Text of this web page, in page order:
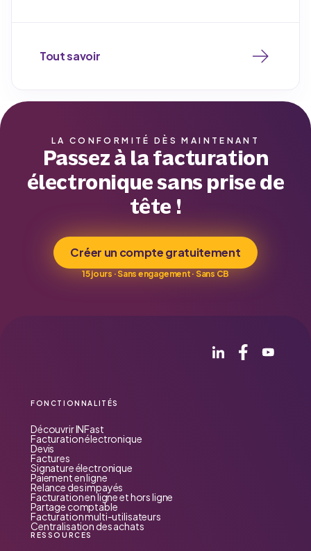
Tout savoir
LA CONFORMITÉ DÈS MAINTENANT
Passez à la facturation
électronique sans prise de
tête !
Créer un compte gratuitement
15 jours · Sans engagement · Sans CB
FONCTIONNALITÉS
Découvrir INFast
Facturation électronique
Devis
Factures
Signature électronique
Paiement en ligne
Relance des impayés
Facturation en ligne et hors ligne
Partage comptable
Facturation multi-utilisateurs
Centralisation des achats
RESSOURCES